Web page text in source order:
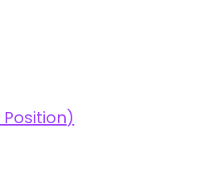
Position)